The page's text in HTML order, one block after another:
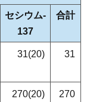
セシウム‐
137
合計
31(20) 31
270(20) 270